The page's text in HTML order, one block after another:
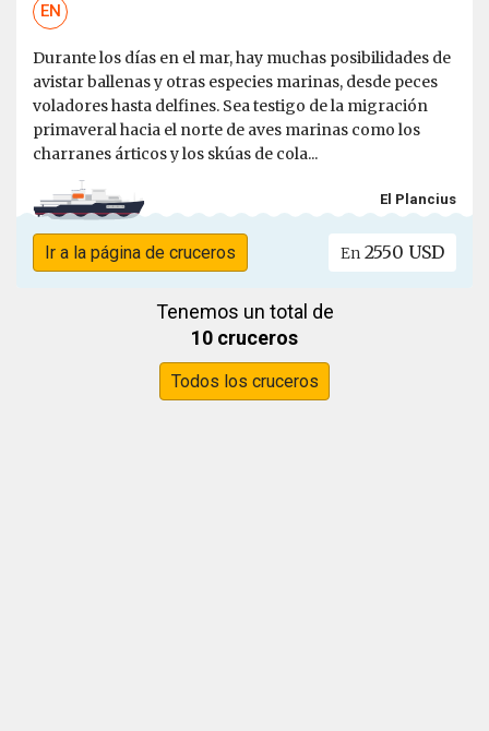
EN
Durante los días en el mar, hay muchas posibilidades de
avistar ballenas y otras especies marinas, desde peces
voladores hasta delfines. Sea testigo de la migración
primaveral hacia el norte de aves marinas como los
charranes árticos y los skúas de cola...
El Plancius
Ir a la página de cruceros En 2550 USD
Tenemos un total de
10 cruceros
Todos los cruceros